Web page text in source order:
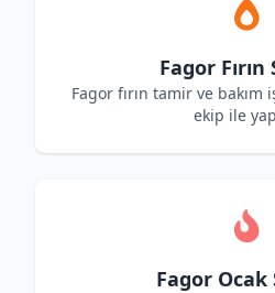
Fagor Fırın
Fagor fırın tamir ve
ekip ile
Fagor Ocak